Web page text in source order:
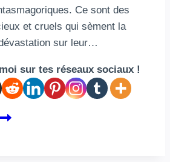
Ce sont des
et cruels qui sèment la
sur leur…
sur tes réseaux sociaux !